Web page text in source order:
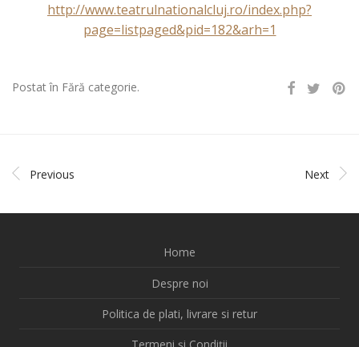
http://www.teatrulnationalcluj.ro/index.php?
page=listpaged&pid=182&arh=1
Postat în Fără categorie.
Previous Next
Home
Despre noi
Politica de plati, livrare si retur